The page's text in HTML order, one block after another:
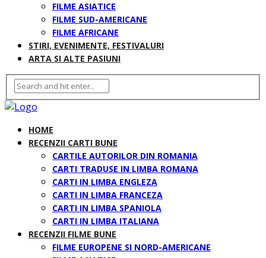
FILME ASIATICE
FILME SUD-AMERICANE
FILME AFRICANE
STIRI, EVENIMENTE, FESTIVALURI
ARTA SI ALTE PASIUNI
HOME
RECENZII CARTI BUNE
CARTILE AUTORILOR DIN ROMANIA
CARTI TRADUSE IN LIMBA ROMANA
CARTI IN LIMBA ENGLEZA
CARTI IN LIMBA FRANCEZA
CARTI IN LIMBA SPANIOLA
CARTI IN LIMBA ITALIANA
RECENZII FILME BUNE
FILME EUROPENE SI NORD-AMERICANE